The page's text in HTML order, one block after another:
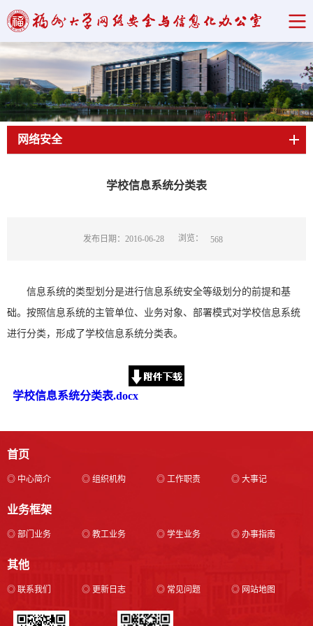
当前位置： 首页
网络安全
学校信息系统分类表
发布日期：2016-06-28 浏览： 568
信息系统的类型划分是进行信息系统安全等级划分的前提和基
础。按照信息系统的主管单位、业务对象、部署模式对学校信息系统
进行分类，形成了学校信息系统分类表。
学校信息系统分类表.docx
首页
◎ 中心简介 ◎ 组织机构 ◎ 工作职责 ◎ 大事记
业务框架
◎ 部门业务 ◎ 教工业务 ◎ 学生业务 ◎ 办事指南
其他
◎ 联系我们 ◎ 更新日志 ◎ 常见问题 ◎ 网站地图